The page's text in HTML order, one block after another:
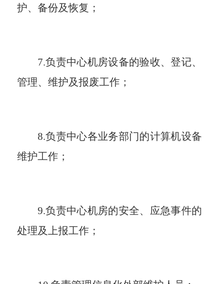
护、备份及恢复 ；
7.负责中心机房设备的验收、登记、
管理、维护及报废工作；
8.负责中心各业务部门的计算机设备
维护工作；
9.负责中心机房的安全、应急事件的
处理及上报工作；